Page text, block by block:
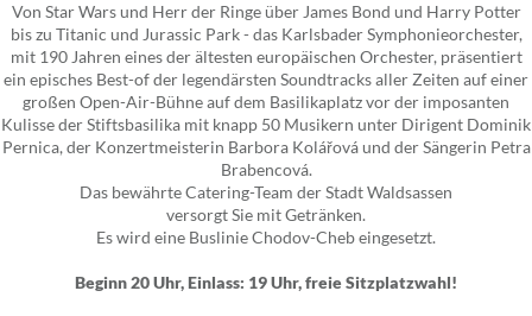
Von Star Wars und Herr der Ringe über James Bond und Harry Potter
bis zu Titanic und Jurassic Park - das Karlsbader Symphonieorchester,
mit 190 Jahren eines der ältesten europäischen Orchester, präsentiert
ein episches Best-of der legendärsten Soundtracks aller Zeiten auf einer
großen Open-Air-Bühne auf dem Basilikaplatz vor der imposanten
Kulisse der Stiftsbasilika mit knapp 50 Musikern unter Dirigent Dominik
Pernica, der Konzertmeisterin Barbora Kolářová und der Sängerin Petra
Brabencová.
Das bewährte Catering-Team der Stadt Waldsassen
versorgt Sie mit Getränken.
Es wird eine Buslinie Chodov-Cheb eingesetzt.
Beginn 20 Uhr, Einlass: 19 Uhr, freie Sitzplatzwahl!